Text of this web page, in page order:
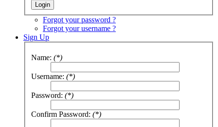
Forgot your password ?
Forgot your username ?
Sign Up
Name: (*)
Username: (*)
Password: (*)
Confirm Password: (*)